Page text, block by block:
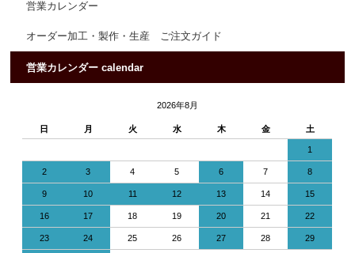
営業カレンダー
オーダー加工・製作・生産 ご注文ガイド
営業カレンダー calendar
2026年8月
日 月 火 水 木 金 土
1
2 3 4 5 6 7 8
9 10 11 12 13 14 15
16 17 18 19 20 21 22
23 24 25 26 27 28 29